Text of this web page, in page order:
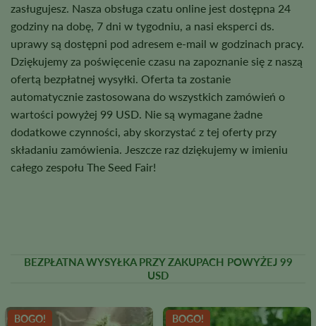
zasługujesz. Nasza obsługa czatu online jest dostępna 24
godziny na dobę, 7 dni w tygodniu, a nasi eksperci ds.
uprawy są dostępni pod adresem e-mail w godzinach pracy.
Dziękujemy za poświęcenie czasu na zapoznanie się z naszą
ofertą bezpłatnej wysyłki. Oferta ta zostanie
automatycznie zastosowana do wszystkich zamówień o
wartości powyżej 99 USD. Nie są wymagane żadne
dodatkowe czynności, aby skorzystać z tej oferty przy
składaniu zamówienia. Jeszcze raz dziękujemy w imieniu
całego zespołu The Seed Fair!
BEZPŁATNA WYSYŁKA PRZY ZAKUPACH POWYŻEJ 99
USD
BOGO! BOGO!